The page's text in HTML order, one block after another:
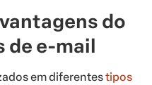
do
de e-mail
em diferentestipos